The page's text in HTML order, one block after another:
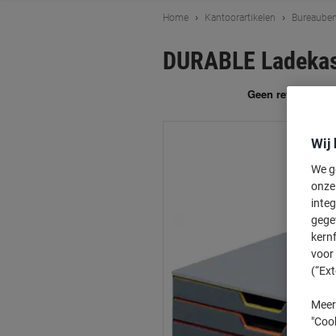
Home Kantoorartikelen
DURABLE
Wij
We
voor